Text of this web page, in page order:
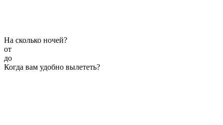
На сколько ночей?
от
до
Когда вам удобно вылететь?